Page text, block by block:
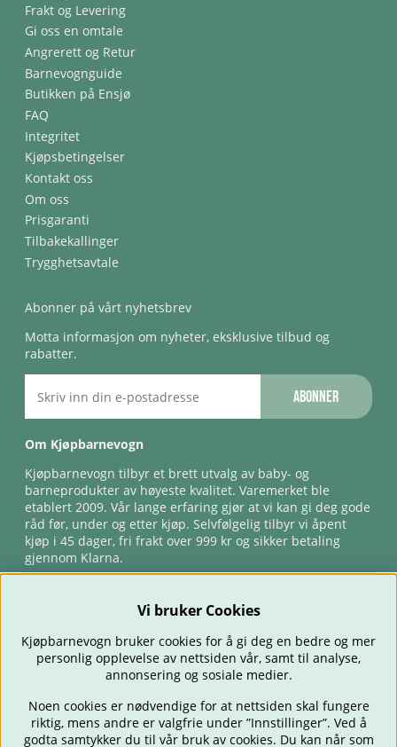
Frakt og Levering
Gi oss en omtale
Angrerett og Retur
Barnevognguide
Butikken på Ensjø
FAQ
Integritet
Kjøpsbetingelser
Kontakt oss
Om oss
Prisgaranti
Tilbakekallinger
Trygghetsavtale
Abonner på vårt nyhetsbrev
Motta informasjon om nyheter, eksklusive tilbud og
rabatter.
Abonner
Om Kjøpbarnevogn
Kjøpbarnevogn tilbyr et brett utvalg av baby- og
barneprodukter av høyeste kvalitet. Varemerket ble
etablert 2009. Vår lange erfaring gjør at vi kan gi deg gode
råd før, under og etter kjøp. Selvfølgelig tilbyr vi åpent
kjøp i 45 dager, fri frakt over 999 kr og sikker betaling
gjennom Klarna.
BARNEVOGNER BILSTOLER BABY SPISE & MATE REISE
Vi bruker Cookies
Kjøpbarnevogn bruker cookies for å gi deg en bedre og mer
personlig opplevelse av nettsiden vår, samt til analyse,
annonsering og sosiale medier.
Noen cookies er nødvendige for at nettsiden skal fungere
riktig, mens andre er valgfrie under ”Innstillinger”. Ved å
godta samtykker du til vår bruk av cookies. Du kan når som